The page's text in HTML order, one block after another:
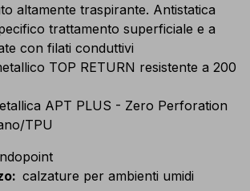
altamente traspirante. Antistatica
trattamento superficiale e a
con filati conduttivi
TOP RETURN resistente a 200
APT PLUS - Zero Perforation
TPU
: calzature per ambienti umidi